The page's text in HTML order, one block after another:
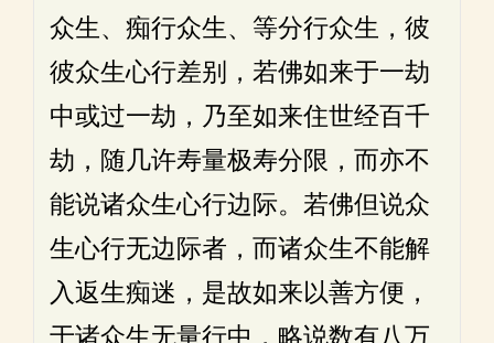
众生、痴行众生、等分行众生，彼
彼众生心行差别，若佛如来于一劫
中或过一劫，乃至如来住世经百千
劫，随几许寿量极寿分限，而亦不
能说诸众生心行边际。若佛但说众
生心行无边际者，而诸众生不能解
入返生痴迷，是故如来以善方便，
于诸众生无量行中，略说数有八万